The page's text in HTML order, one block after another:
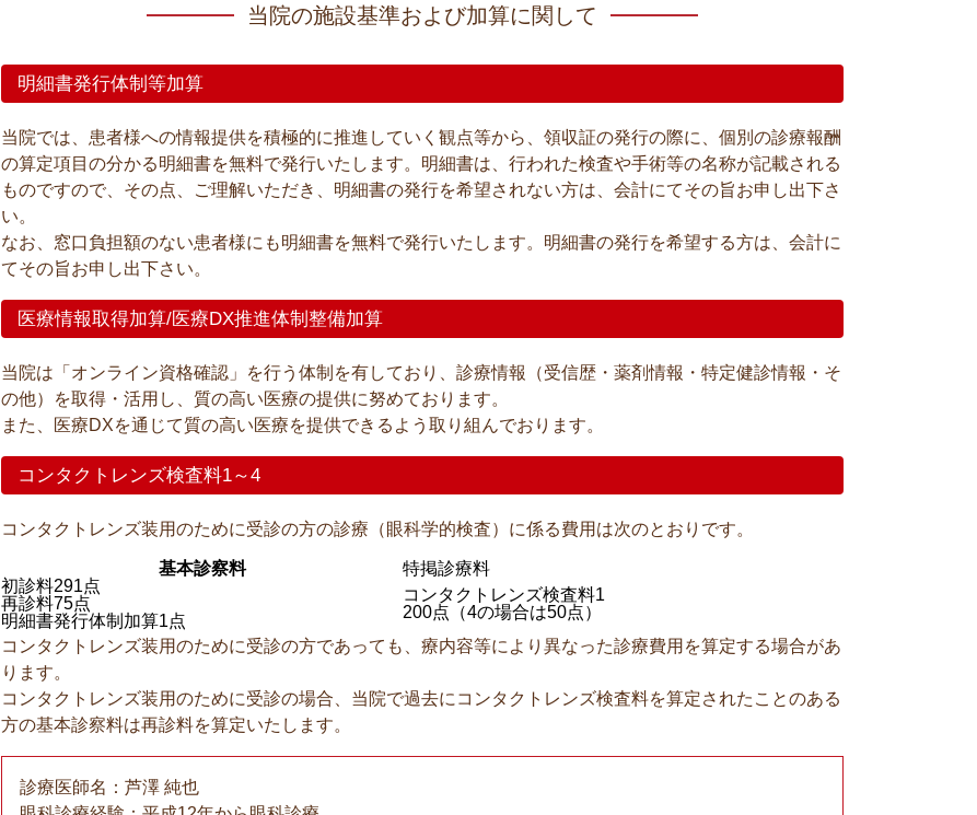
当院の施設基準および加算に関して
明細書発行体制等加算
当院では、患者様への情報提供を積極的に推進していく観点等から、領収証の発行の際に、個別の診療報酬
の算定項目の分かる明細書を無料で発行いたします。明細書は、行われた検査や手術等の名称が記載される
ものですので、その点、ご理解いただき、明細書の発行を希望されない方は、会計にてその旨お申し出下さ
い。
なお、窓口負担額のない患者様にも明細書を無料で発行いたします。明細書の発行を希望する方は、会計に
てその旨お申し出下さい。
医療情報取得加算/医療DX推進体制整備加算
当院は「オンライン資格確認」を行う体制を有しており、診療情報（受信歴・薬剤情報・特定健診情報・そ
の他）を取得・活用し、質の高い医療の提供に努めております。
また、医療DXを通じて質の高い医療を提供できるよう取り組んでおります。
コンタクトレンズ検査料1～4
コンタクトレンズ装用のために受診の方の診療（眼科学的検査）に係る費用は次のとおりです。
基本診察料
特掲診療料
初診料291点
コンタクトレンズ検査料1
200点（4の場合は50点）
再診料75点
明細書発行体制加算1点
コンタクトレンズ装用のために受診の方であっても、療内容等により異なった診療費用を算定する場合があ
ります。
コンタクトレンズ装用のために受診の場合、当院で過去にコンタクトレンズ検査料を算定されたことのある
方の基本診察料は再診料を算定いたします。
診療医師名：芦澤 純也